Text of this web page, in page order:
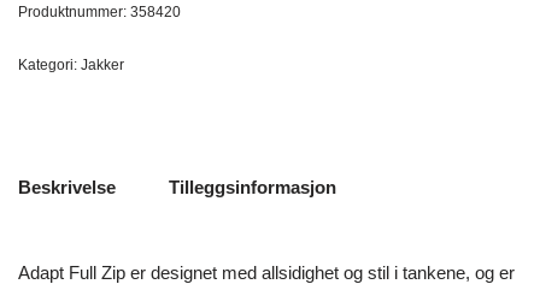
Produktnummer: 358420
Kategori: Jakker
Beskrivelse Tilleggsinformasjon
Adapt Full Zip er designet med allsidighet og stil i tankene, og er